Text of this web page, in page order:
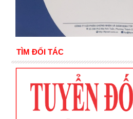
TÌM ĐỐI TÁC